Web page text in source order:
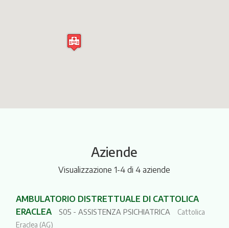
Aziende
Visualizzazione 1-4 di 4 aziende
AMBULATORIO DISTRETTUALE DI CATTOLICA
ERACLEA
S05 - ASSISTENZA PSICHIATRICA
Cattolica
Eraclea (AG)